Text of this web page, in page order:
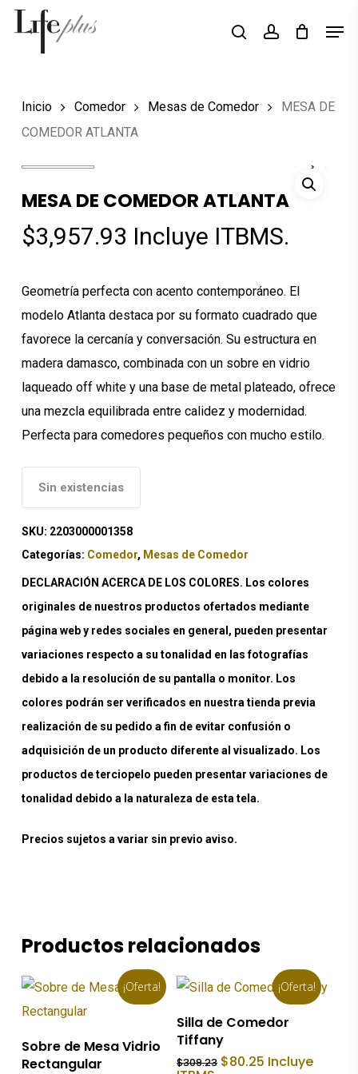
Skip
Búsqueda
productos
searchaccount
Inicio Comedor Mesas de Comedor
MESA DE
COMEDOR ATLANTA
MESA DE COMEDOR ATLANTA
$3,957.93 Incluye ITBMS.
Geometría perfecta con acento contemporáneo. El
modelo Atlanta destaca por su formato cuadrado que
favorece la cercanía y conversación. Su estructura en
madera damasco, combinada con un sobre en vidrio
laqueado off white y una base de metal plateado, ofrece
una mezcla equilibrada entre calidez y modernidad.
Perfecta para comedores pequeños con mucho estilo.
Sin existencias
SKU: 2203000001358
Categorías: Comedor, Mesas de Comedor
DECLARACIÓN ACERCA DE LOS COLORES. Los colores
originales de nuestros productos ofertados mediante
página web y redes sociales en general, pueden presentar
variaciones respecto a su tonalidad en las fotografías
debido a la resolución de su pantalla o monitor. Los
colores podrán ser verificados en nuestra tienda previa
realización de su pedido a fin de evitar confusión o
adquisición de un producto diferente al visualizado. Los
productos de terciopelo pueden presentar variaciones de
tonalidad debido a la naturaleza de esta tela.
Precios sujetos a variar sin previo aviso.
Productos relacionados
¡Oferta!
Añadir Al Carrito
Sobre de Mesa Vidrio
Rectangular
¡Oferta!
Añadir Al Carrito
Silla de Comedor
Tiffany
$309.23 El
$80.25 El
Incluye